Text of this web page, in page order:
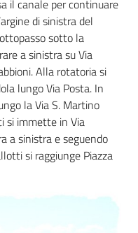
il canale per continuare
di sinistra del
sotto la
a sinistra su Via
Alla rotatoria si
lungo Via Posta. In
la Via S. Martino
si immette in Via
a sinistra e seguendo
si raggiunge Piazza